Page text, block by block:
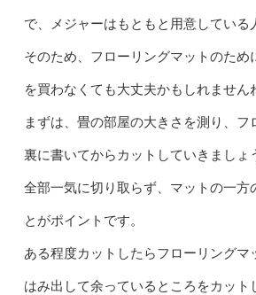
で、メジャーはもともと用意している
そのため、フローリングマットのため
を買わなくても大丈夫かもしれません
まずは、畳の部屋の大きさを測り、フ
裏に書いてからカットしていきましょ
全部一気に切り取らず、マットの一方
とがポイントです。
ある程度カットしたらフローリングマ
はみ出して余っているところをカット